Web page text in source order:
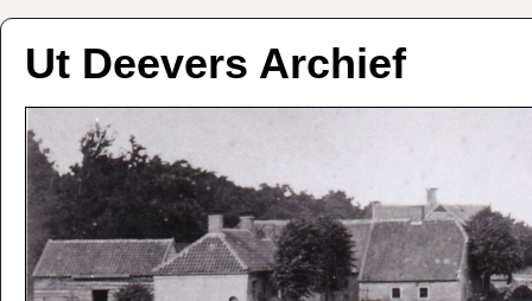
Ut Deevers Archief